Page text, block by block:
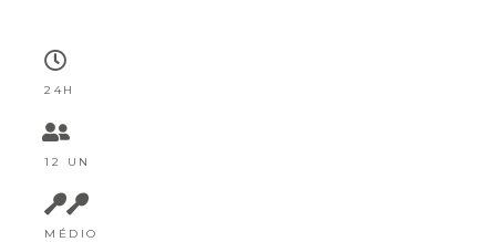
24H
12 UN
MÉDIO